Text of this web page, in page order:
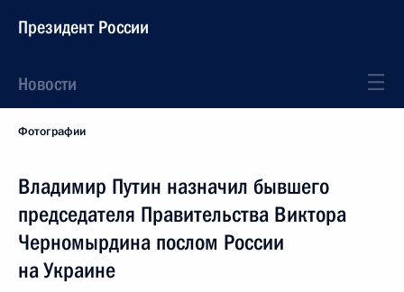
Президент России
Новости
Фотографии
Владимир Путин назначил бывшего
председателя Правительства Виктора
Черномырдина послом России
на Украине